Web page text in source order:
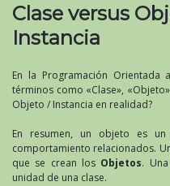
Clase versus
Instancia
En la Programación Orientada
términos como «Clase»,
Objeto / Instancia en realidad?
En resumen, un objeto es
comportamiento relacionados.
que se crean los Objetos. Una
unidad de una clase.